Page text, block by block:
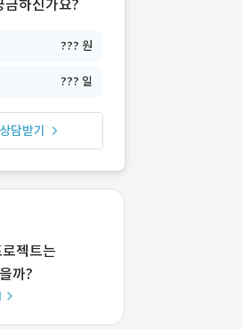
금하신가요?
??? 원
??? 일
담받기
젝트는
까?